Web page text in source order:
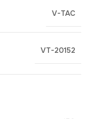
V-TAC
VT-20152